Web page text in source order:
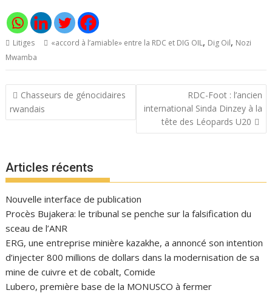
Litiges «accord à l’amiable» entre la RDC et DIG OIL, Dig Oil, Nozi
Mwamba
Navigation
de
l’article
Chasseurs de génocidaires
rwandais
RDC-Foot : l’ancien
international Sinda Dinzey à la
tête des Léopards U20
Articles récents
Nouvelle interface de publication
Procès Bujakera: le tribunal se penche sur la falsification du
sceau de l’ANR
ERG, une entreprise minière kazakhe, a annoncé son intention
d’injecter 800 millions de dollars dans la modernisation de sa
mine de cuivre et de cobalt, Comide
Lubero, première base de la MONUSCO à fermer